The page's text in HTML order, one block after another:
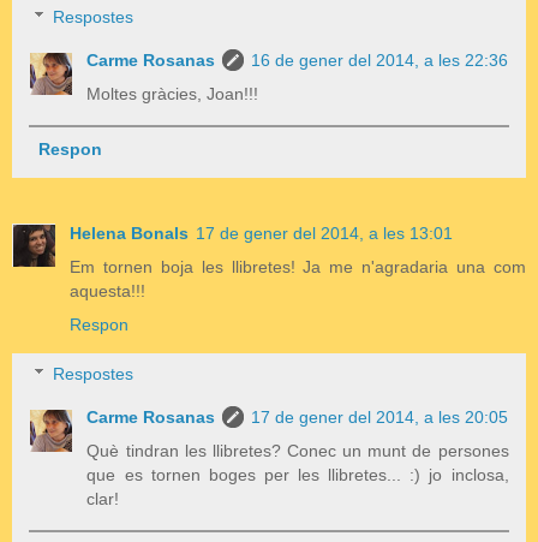
Respostes
Carme Rosanas
16 de gener del 2014, a les 22:36
Moltes gràcies, Joan!!!
Respon
Helena Bonals 17 de gener del 2014, a les 13:01
Em tornen boja les llibretes! Ja me n'agradaria una com
aquesta!!!
Respon
Respostes
Carme Rosanas
17 de gener del 2014, a les 20:05
Què tindran les llibretes? Conec un munt de persones
que es tornen boges per les llibretes... :) jo inclosa,
clar!